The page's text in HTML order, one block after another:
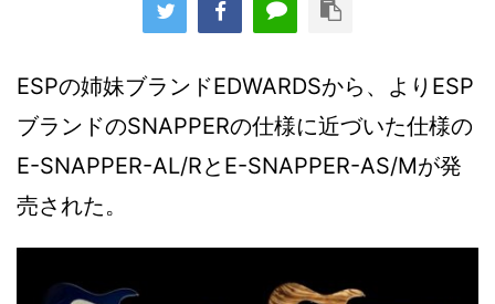
ESPの姉妹ブランドEDWARDSから、よりESP
ブランドのSNAPPERの仕様に近づいた仕様の
E-SNAPPER-AL/RとE-SNAPPER-AS/Mが発
売された。